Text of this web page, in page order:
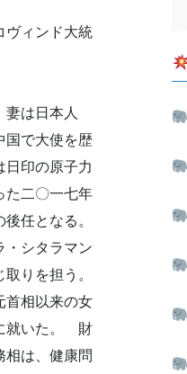
ヴィンド大統
は日本人
国で大使を歴
日印の原子力
た二〇一七年
任となる。
・シタラマン
りを担う。
首相以来の女
就いた。 財
相は、健康問